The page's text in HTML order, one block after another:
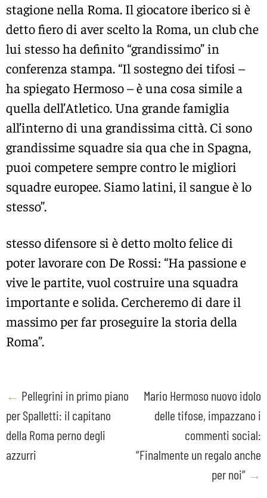
stagione nella Roma. Il giocatore iberico si è
detto fiero di aver scelto la Roma, un club che
lui stesso ha definito “grandissimo” in
conferenza stampa. “Il sostegno dei tifosi –
ha spiegato Hermoso – è una cosa simile a
quella dell’Atletico. Una grande famiglia
all’interno di una grandissima città. Ci sono
grandissime squadre sia qua che in Spagna,
puoi competere sempre contro le migliori
squadre europee. Siamo latini, il sangue è lo
stesso”.
stesso difensore si è detto molto felice di
poter lavorare con De Rossi: “Ha passione e
vive le partite, vuol costruire una squadra
importante e solida. Cercheremo di dare il
massimo per far proseguire la storia della
Roma”.
Post
navigation
← Pellegrini in primo piano
per Spalletti: il capitano
della Roma perno degli
azzurri
Mario Hermoso nuovo idolo
delle tifose, impazzano i
commenti social:
“Finalmente un regalo anche
per noi” →